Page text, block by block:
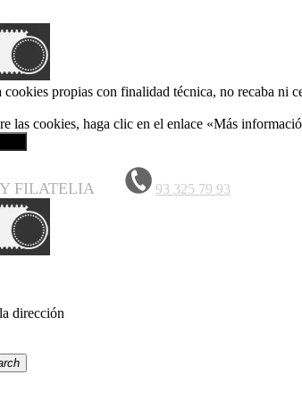
propias con finalidad técnica, no recaba ni
las cookies, haga clic en el enlace «Más
FILATELIA 93 325 79 93
dirección